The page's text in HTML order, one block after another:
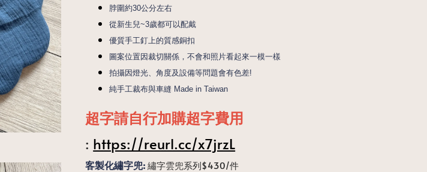
脖圍約30公分左右
從新生兒~3歲都可以配戴
優質手工釘上的質感銅扣
圖案位置因裁切關係，不會和照片看起來一模一樣
拍攝因燈光、角度及設備等問題會有色差!
純手工裁布與車縫 Made in Taiwan
超字請自行加購超字費用
: https://reurl.cc/x7jrzL
客製化繡字兜:繡字雲兜系列$430/件